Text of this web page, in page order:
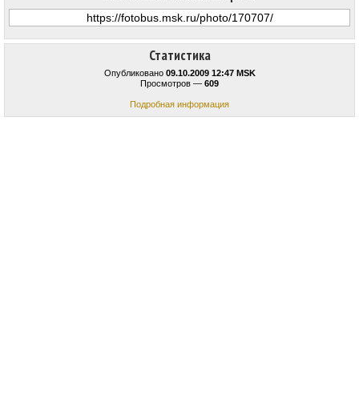
Статистика
Опубликовано 09.10.2009 12:47 MSK
Просмотров — 609
Подробная информация